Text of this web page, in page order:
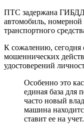
ПТС задержана ГИБДД
автомобиль, номерной
транспортного
К сожалению, сегодня
мошеннических
удостоверений
Особенно это
единая база для
часто новый
машина
ставит ее на учет.